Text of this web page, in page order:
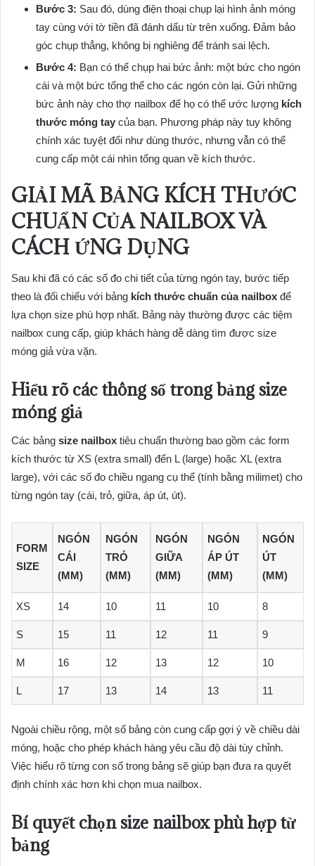
Bước 3: Sau đó, dùng điện thoại chụp lại hình ảnh móng
tay cùng với tờ tiền đã đánh dấu từ trên xuống. Đảm bảo
góc chụp thẳng, không bị nghiêng để tránh sai lệch.
Bước 4: Bạn có thể chụp hai bức ảnh: một bức cho ngón
cái và một bức tổng thể cho các ngón còn lại. Gửi những
bức ảnh này cho thợ nailbox để họ có thể ước lượng kích
thước móng tay của bạn. Phương pháp này tuy không
chính xác tuyệt đối như dùng thước, nhưng vẫn có thể
cung cấp một cái nhìn tổng quan về kích thước.
GIẢI MÃ BẢNGKÍCH THƯỚC
CHUẨN CỦA NAILBOXVÀ
CÁCH ỨNG DỤNG
Sau khi đã có các số đo chi tiết của từng ngón tay, bước tiếp
theo là đối chiếu với bảng kích thước chuẩn của nailbox để
lựa chọn size phù hợp nhất. Bảng này thường được các tiệm
nailbox cung cấp, giúp khách hàng dễ dàng tìm được size
móng giả vừa vặn.
Hiểu rõ các thông số trong bảng size
móng giả
Các bảng size nailbox tiêu chuẩn thường bao gồm các form
kích thước từ XS (extra small) đến L (large) hoặc XL (extra
large), với các số đo chiều ngang cụ thể (tính bằng milimet) cho
từng ngón tay (cái, trỏ, giữa, áp út, út).
FORM
SIZE
NGÓN
CÁI
(MM)
NGÓN
TRỎ
(MM)
NGÓN
GIỮA
(MM)
NGÓN
ÁP ÚT
(MM)
NGÓN
ÚT
(MM)
XS 14 10 11 10 8
S 15 11 12 11 9
M 16 12 13 12 10
L 17 13 14 13 11
Ngoài chiều rộng, một số bảng còn cung cấp gợi ý về chiều dài
móng, hoặc cho phép khách hàng yêu cầu độ dài tùy chỉnh.
Việc hiểu rõ từng con số trong bảng sẽ giúp bạn đưa ra quyết
định chính xác hơn khi chọn mua nailbox.
Bí quyết chọnsize nailboxphù hợp từ
bảng